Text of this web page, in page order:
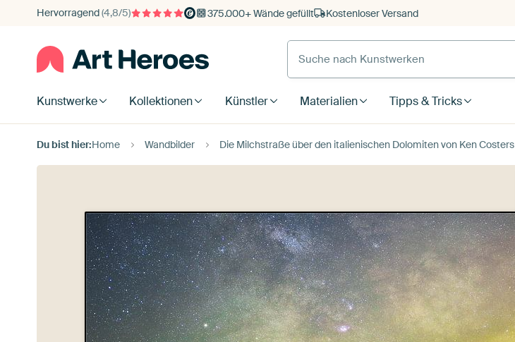
Hervorragend(4,8/5) 375.000+ Wände gefüllt Kostenloser Versand
Kunstwerke Kollektionen Künstler Materialien Tipps & Tricks
Du bist hier:Home Wandbilder Die Milchstraße über den italienischen Dolomiten von Ken Costers